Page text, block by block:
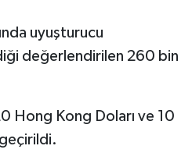
uyuşturucu
değerlendirilen 260 bin
Hong Kong Doları ve 10